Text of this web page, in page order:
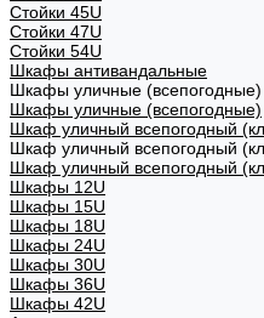
Стойки 45U
Стойки 47U
Стойки 54U
Шкафы антивандальные
Шкафы уличные (всепогодные)
Шкафы уличные (всепогодные)
Шкаф уличный всепогодный
Шкаф уличный всепогодный
Шкаф уличный всепогодный
Шкафы 12U
Шкафы 15U
Шкафы 18U
Шкафы 24U
Шкафы 30U
Шкафы 36U
Шкафы 42U